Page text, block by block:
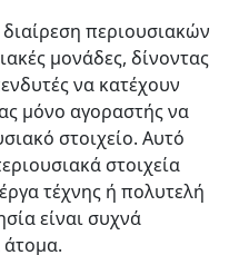
περιουσιακών
μονάδες, δίνοντας
να κατέχουν
μόνο αγοραστής να
στοιχείο. Αυτό
στοιχεία
τέχνης ή πολυτελή
είναι συχνά
άτομα.